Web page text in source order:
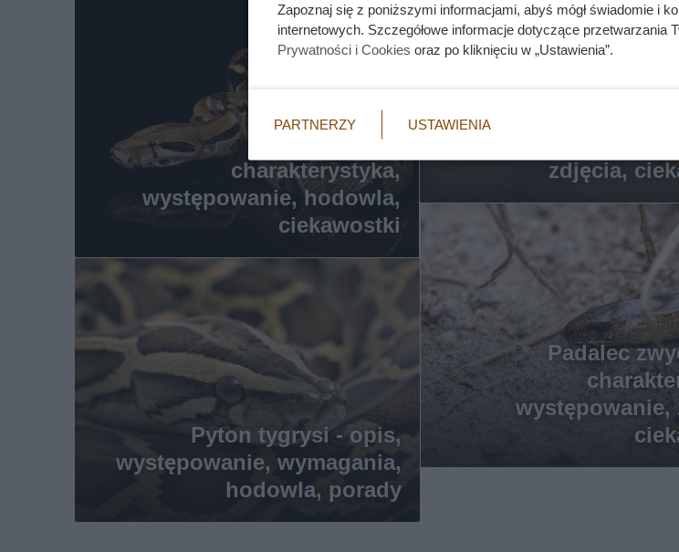
Boa dusiciel -
charakterystyka,
występowanie, hodowla,
ciekawostki
zdjęcia,
Pyton tygrysi - opis,
występowanie, wymagania,
hodowla, porady
Padalec
występowanie,
Zapoznaj się z poniższymi informacjami, abyś mógł świadomie i
internetowych. Szczegółowe informacje dotyczące przetwarzania
Prywatności i Cookies oraz po kliknięciu w „Ustawienia”.
PARTNERZY USTAWIENIA